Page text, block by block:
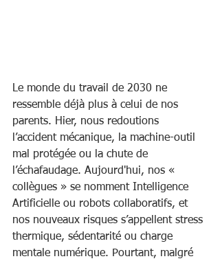
Le monde du travail de 2030 ne
ressemble déjà plus à celui de nos
parents. Hier, nous redoutions
l’accident mécanique, la machine-outil
mal protégée ou la chute de
l’échafaudage. Aujourd'hui, nos «
collègues » se nomment Intelligence
Artificielle ou robots collaboratifs, et
nos nouveaux risques s’appellent stress
thermique, sédentarité ou charge
mentale numérique. Pourtant, malgré